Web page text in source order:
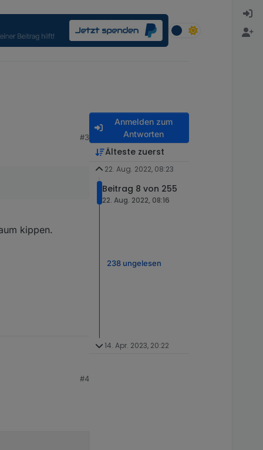
#3
kippen.
#4
Anmelden zum
Antworten
Älteste zuerst
22. Aug. 2022, 08:23
Beitrag 8 von 255
22. Aug. 2022, 08:16
238 ungelesen
14. Apr. 2023, 20:22